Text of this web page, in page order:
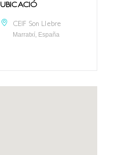
UBICACIÓ
CEIF Son Llebre
Marratxí, España